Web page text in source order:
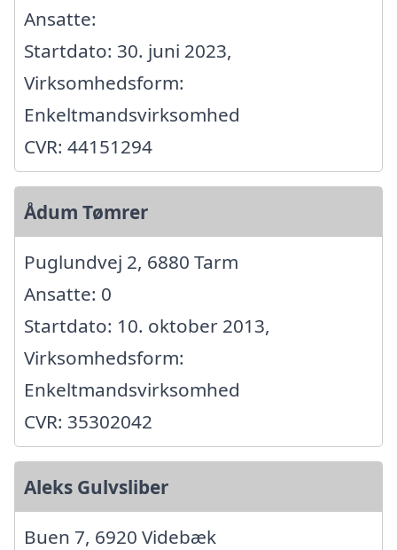
Ansatte:
Startdato: 30. juni 2023,
Virksomhedsform:
Enkeltmandsvirksomhed
CVR: 44151294
Ådum Tømrer
Puglundvej 2, 6880 Tarm
Ansatte: 0
Startdato: 10. oktober 2013,
Virksomhedsform:
Enkeltmandsvirksomhed
CVR: 35302042
Aleks Gulvsliber
Buen 7, 6920 Videbæk